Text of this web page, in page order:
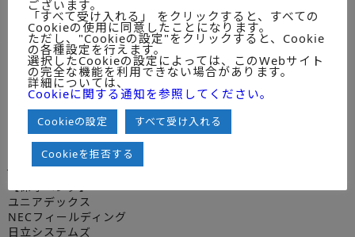
キヤノンITソリューションズ
伊藤忠テクノソリューションズ
富士通エフサス
インテック
NECネクサソリューションズ
丸紅情報システムズ
ISID－AO
日立ソリューションズ
クオリカ
JSOL
【保守ベンダ】
ユニアデックス
NECフィールディング
日立システムズ
ございます。
「すべて受け入れる」 をクリックすると、すべての
Cookieの使用に同意したことになります。
ただし、"Cookieの設定"をクリックすると、Cookie
の各種設定を行えます。
選択したCookieの設定によっては、このWebサイト
の完全な機能を利用できない場合があります。
詳細については、
Cookieに関する通知を参照してください。
Cookieの設定 すべて受け入れる
Cookieを拒否する